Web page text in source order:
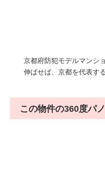
京都府防犯モデルマンシ
伸ばせば、京都を代表す
この物件の360度パ